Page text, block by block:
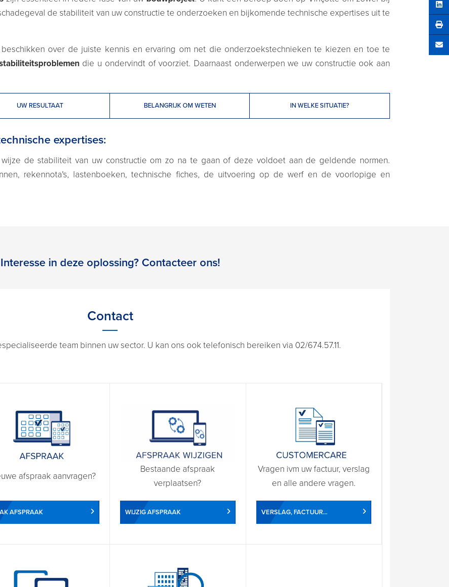
de stabiliteit van uw constructie te onderzoeken en bijkomende technische expertises uit te
over de juiste kennis en ervaring om net die onderzoekstechnieken te kiezen en toe te
die u ondervindt of voorziet. Daarnaast onderwerpen we uw constructie ook aan
UW RESULTAAT BELANGRIJK OM WETEN IN WELKE SITUATIE?
expertises:
de stabiliteit van uw constructie om zo na te gaan of deze voldoet aan de geldende normen.
rekennota's, lastenboeken, technische fiches, de uitvoering op de werf en de voorlopige en
Interesse in deze oplossing? Contacteer ons!
Contact
team binnen uw sector. U kan ons ook telefonisch bereiken via 02/674.57.11.
afspraak aanvragen?
AFSPRAAK
Bestaande afspraak
verplaatsen?
WIJZIG AFSPRAAK
Vragen ivm uw factuur, verslag
en alle andere vragen.
VERSLAG, FACTUUR...